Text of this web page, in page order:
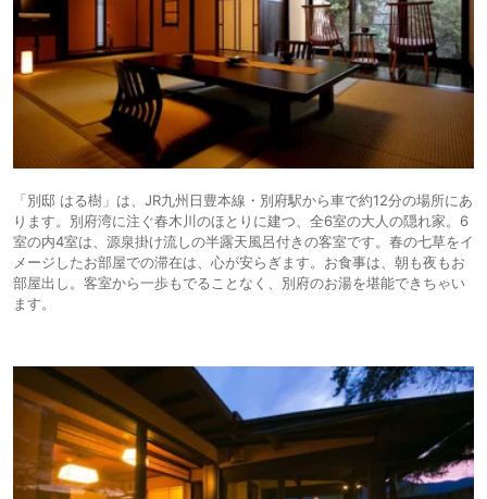
「別邸 はる樹」は、JR九州日豊本線・別府駅から車で約12分の場所にあ
ります。別府湾に注ぐ春木川のほとりに建つ、全6室の大人の隠れ家。6
室の内4室は、源泉掛け流しの半露天風呂付きの客室です。春の七草をイ
メージしたお部屋での滞在は、心が安らぎます。お食事は、朝も夜もお
部屋出し。客室から一歩もでることなく、別府のお湯を堪能できちゃい
ます。